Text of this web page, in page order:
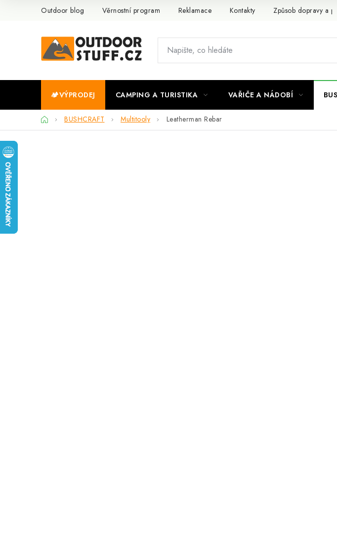
Outdoor blog Věrnostní program Reklamace Kontakty Způsob dopravy a
🏕️VÝPRODEJ CAMPING A TURISTIKA VAŘIČE A NÁDOBÍ
DomůBUSHCRAFT Multitooly Leatherman Rebar